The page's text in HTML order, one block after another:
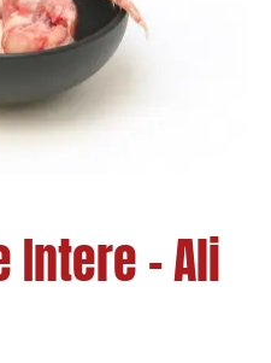
Intere – Ali